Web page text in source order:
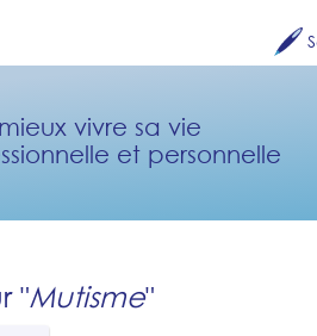
vivre sa vie
et personnelle
"Mutisme"